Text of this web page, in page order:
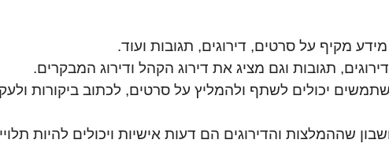
מקיף על סרטים, דירוגים, תגובות ועוד.
תגובות וגם מציג את דירוג הקהל ודירוג המבקרים.
יכולים לשתף ולהמליץ על סרטים, לכתוב ביקורות
שההמלצות והדירוגים הם דעות אישיות ויכולים להיות